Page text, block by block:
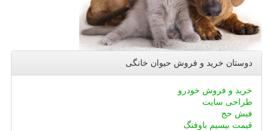
دوستان خرید و فروش حیوان خانگی
خرید و فروش خودرو
طراحی سایت
فیش حج
قیمت بیسیم باوفنگ